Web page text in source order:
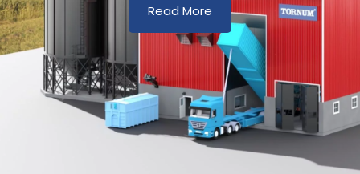
Read More